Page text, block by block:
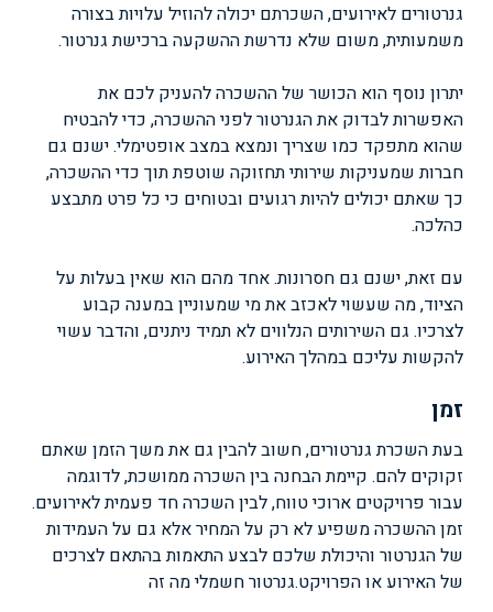
גנרטורים לאירועים, השכרתם יכולה להוזיל עלויות בצורה
משמעותית, משום שלא נדרשת ההשקעה ברכישת גנרטור.
יתרון נוסף הוא הכושר של ההשכרה להעניק לכם את
האפשרות לבדוק את הגנרטור לפני ההשכרה, כדי להבטיח
שהוא מתפקד כמו שצריך ונמצא במצב אופטימלי. ישנם גם
חברות שמעניקות שירותי תחזוקה שוטפת תוך כדי ההשכרה,
כך שאתם יכולים להיות רגועים ובטוחים כי כל פרט מתבצע
כהלכה.
עם זאת, ישנם גם חסרונות. אחד מהם הוא שאין בעלות על
הציוד, מה שעשוי לאכזב את מי שמעוניין במענה קבוע
לצרכיו. גם השירותים הנלווים לא תמיד ניתנים, והדבר עשוי
להקשות עליכם במהלך האירוע.
זמן
בעת השכרת גנרטורים, חשוב להבין גם את משך הזמן שאתם
זקוקים להם. קיימת הבחנה בין השכרה ממושכת, לדוגמה
עבור פרויקטים ארוכי טווח, לבין השכרה חד פעמית לאירועים.
זמן ההשכרה משפיע לא רק על המחיר אלא גם על העמידות
של הגנרטור והיכולת שלכם לבצע התאמות בהתאם לצרכים
של האירוע או הפרויקט.גנרטור חשמלי מה זה